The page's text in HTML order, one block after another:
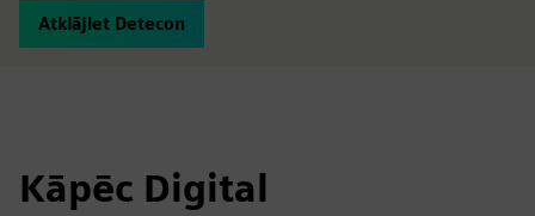
Atklājiet Detecon
Kāpēc Digital